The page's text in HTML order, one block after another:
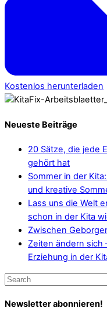
Kostenlos herunterladen
Neueste Beiträge
20 Sätze, die jede
gehört hat
Sommer in der
und kreative
Lass uns die Welt
schon in der Kita
Zwischen
Zeiten ändern sich
Erziehung in der
Newsletter abonnieren!